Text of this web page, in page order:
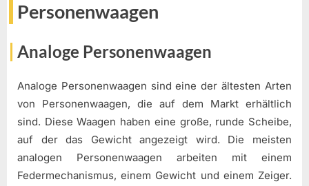
Personenwaagen
Analoge Personenwaagen
Analoge Personenwaagen sind eine der ältesten Arten
von Personenwaagen, die auf dem Markt erhältlich
sind. Diese Waagen haben eine große, runde Scheibe,
auf der das Gewicht angezeigt wird. Die meisten
analogen Personenwaagen arbeiten mit einem
Federmechanismus, einem Gewicht und einem Zeiger.